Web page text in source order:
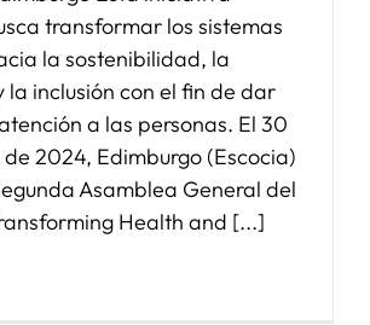
transformar los sistemas
la sostenibilidad, la
la inclusión con el fin de dar
a las personas. El 30
2024, Edimburgo (Escocia)
Asamblea General del
Health and [...]